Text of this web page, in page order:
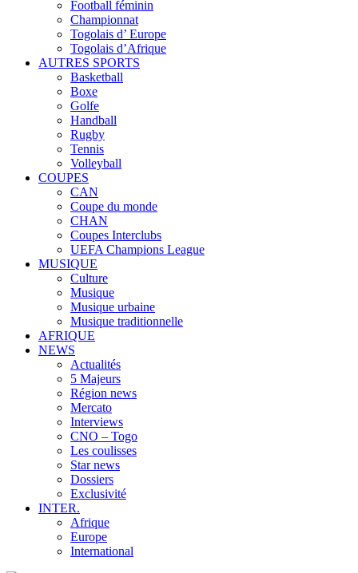
Football féminin
Championnat
Togolais d’ Europe
Togolais d’Afrique
AUTRES SPORTS
Basketball
Boxe
Golfe
Handball
Rugby
Tennis
Volleyball
COUPES
CAN
Coupe du monde
CHAN
Coupes Interclubs
UEFA Champions League
MUSIQUE
Culture
Musique
Musique urbaine
Musique traditionnelle
AFRIQUE
NEWS
Actualités
5 Majeurs
Région news
Mercato
Interviews
CNO – Togo
Les coulisses
Star news
Dossiers
Exclusivité
INTER.
Afrique
Europe
International